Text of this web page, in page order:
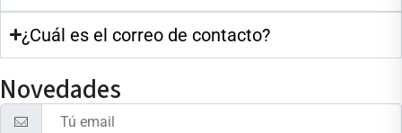
¿Cuál es el correo de contacto?
Novedades